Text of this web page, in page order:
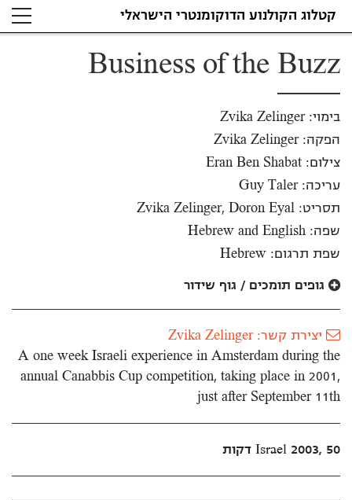
קטלוג הקולנוע הדוקומנטרי הישראלי
Business of the Buzz
בימוי: Zvika Zelinger
הפקה: Zvika Zelinger
צילום: Eran Ben Shabat
עריכה: Guy Taler
תסריט: Zvika Zelinger, Doron Eyal
שפה: Hebrew and English
שפת תרגום: Hebrew
גופים תומכים / גוף שידור
יצירת קשר: Zvika Zelinger
A one week Israeli experience in Amsterdam during the
annual Canabbis Cup competition, taking place in 2001,
just after September 11th
Israel 2003, 50 דקות